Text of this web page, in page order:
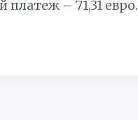
– 71,31 евро.